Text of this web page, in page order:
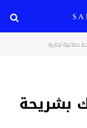
دماغية تجارية
بشريحة